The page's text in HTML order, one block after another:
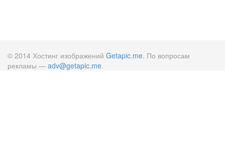
© 2014 Хостинг изображений Getapic.me. По вопросам
рекламы — adv@getapic.me.